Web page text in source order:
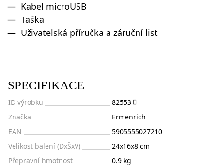
Kabel microUSB
Taška
Uživatelská příručka a záruční list
SPECIFIKACE
ID výrobku
82553
Značka
Ermenrich
EAN
5905555027210
Velikost balení (DxŠxV)
24x16x8 cm
Přepravní hmotnost
0.9 kg